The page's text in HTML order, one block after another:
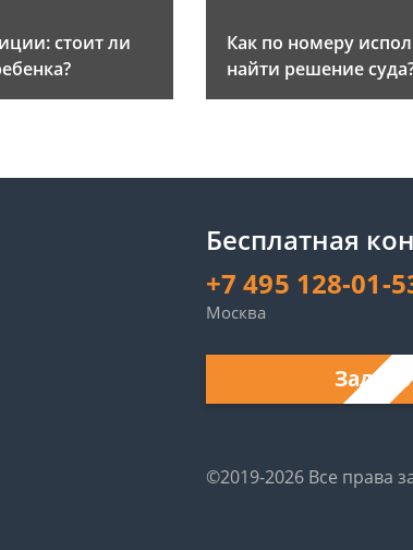
стоит ли
Как по номеру
найти решение
Бесплатная
+7 495 128-01-
Москва
©2019-2026 Все права